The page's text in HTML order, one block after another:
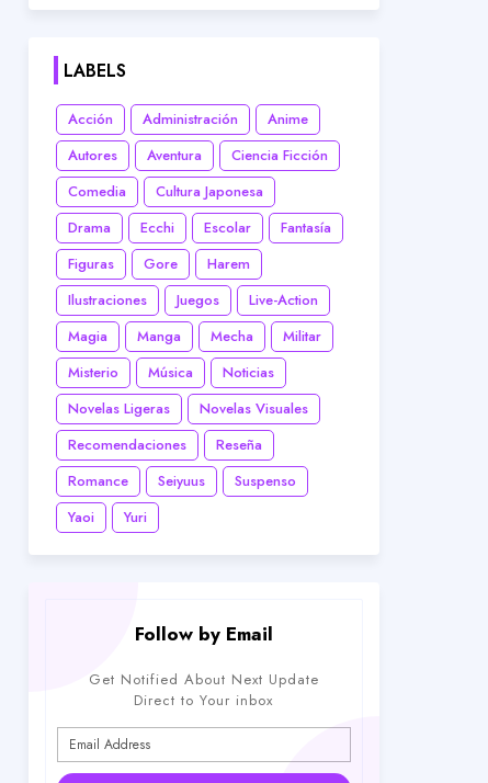
LABELS
Acción Administración
Anime
Autores
Aventura
Ciencia Ficción
Comedia
Cultura Japonesa
Drama
Ecchi Escolar
Fantasía
Figuras
Gore
Harem
Ilustraciones
Juegos
Live-Action
Magia
Manga Mecha
Militar
Misterio
Música
Noticias
Novelas Ligeras
Novelas Visuales
Recomendaciones
Reseña
Romance
Seiyuus
Suspenso
Yaoi
Yuri
Follow by Email
Get Notified About Next Update
Direct to Your inbox